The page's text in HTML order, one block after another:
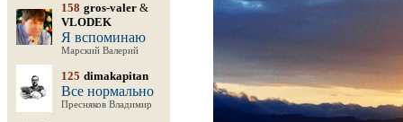
158 gros-valer &
VLODEK
Я вспоминаю
Марский Валерий
125 dimakapitan
Все нормально
Пресняков Владимир